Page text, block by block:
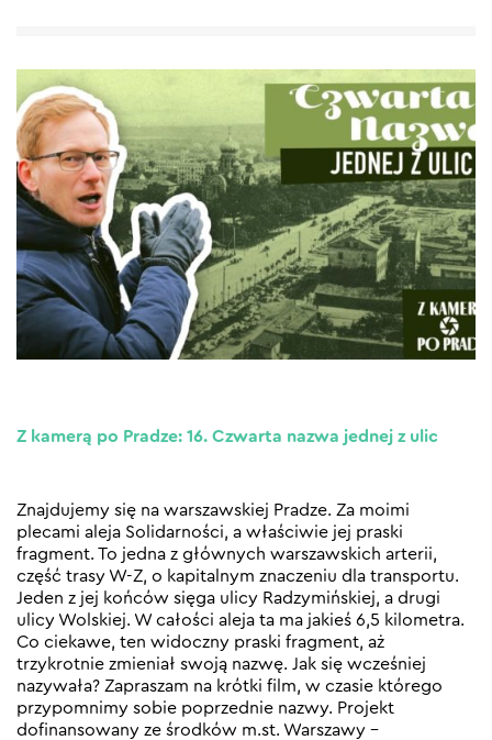
Z kamerą po Pradze: 16. Czwarta nazwa jednej z ulic
Znajdujemy się na warszawskiej Pradze. Za moimi
plecami aleja Solidarności, a właściwie jej praski
fragment. To jedna z głównych warszawskich arterii,
część trasy W-Z, o kapitalnym znaczeniu dla transportu.
Jeden z jej końców sięga ulicy Radzymińskiej, a drugi
ulicy Wolskiej. W całości aleja ta ma jakieś 6,5 kilometra.
Co ciekawe, ten widoczny praski fragment, aż
trzykrotnie zmieniał swoją nazwę. Jak się wcześniej
nazywała? Zapraszam na krótki film, w czasie którego
przypomnimy sobie poprzednie nazwy. Projekt
dofinansowany ze środków m.st. Warszawy –